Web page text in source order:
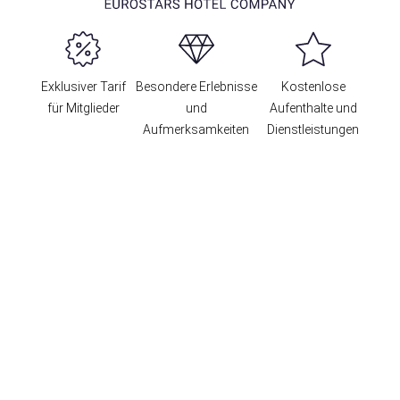
Exklusiver Tarif
für Mitglieder
Besondere Erlebnisse
und
Aufmerksamkeiten
Kostenlose
Aufenthalte und
Dienstleistungen